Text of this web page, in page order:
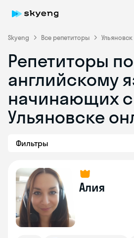
Skyeng Все репетиторы Ульяновск
Репетиторы по
английскому
начинающих с
Ульяновске
Фильтры
Алия